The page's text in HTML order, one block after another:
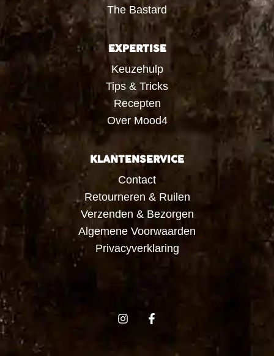
The Bastard
EXPERTISE
Keuzehulp
Tips & Tricks
Recepten
Over Mood4
KLANTENSERVICE
Contact
Retourneren & Ruilen
Verzenden & Bezorgen
Algemene Voorwaarden
Privacyverklaring